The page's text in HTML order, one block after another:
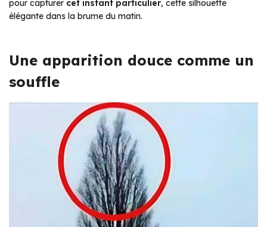
pour capturer cet instant particulier, cette silhouette
élégante dans la brume du matin.
Une apparition douce comme un
souffle